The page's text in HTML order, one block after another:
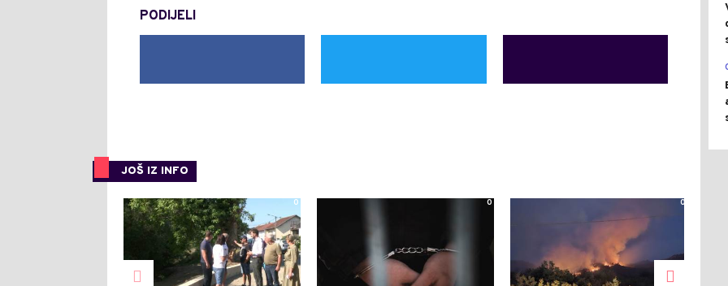
PODIJELI
JOŠ IZ INFO
0 0 0